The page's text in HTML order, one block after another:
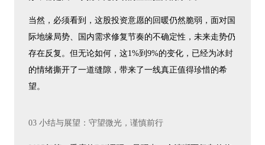
当然，必须看到，这股投资意愿的回暖仍然脆弱，面对国
际地缘局势、国内需求修复节奏的不确定性，未来走势仍
存在反复。但无论如何，这1%到9%的变化，已经为冰封
的情绪撕开了一道缝隙，带来了一线真正值得珍惜的希
望。
03 小结与展望：守望微光，谨慎前行